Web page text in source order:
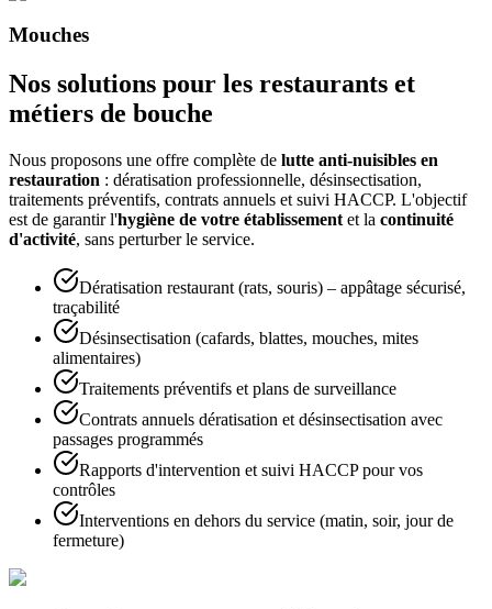
Mouches
Nos solutions pour les restaurants et
métiers de bouche
Nous proposons une offre complète de lutte anti-nuisibles en
restauration : dératisation professionnelle, désinsectisation,
traitements préventifs, contrats annuels et suivi HACCP. L'objectif
est de garantir l'hygiène de votre établissement et la continuité
d'activité, sans perturber le service.
Dératisation restaurant (rats, souris) – appâtage sécurisé,
traçabilité
Désinsectisation (cafards, blattes, mouches, mites
alimentaires)
Traitements préventifs et plans de surveillance
Contrats annuels dératisation et désinsectisation avec
passages programmés
Rapports d'intervention et suivi HACCP pour vos
contrôles
Interventions en dehors du service (matin, soir, jour de
fermeture)